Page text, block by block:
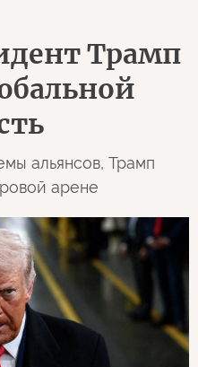
Трамп
альянсов, Трамп
арене